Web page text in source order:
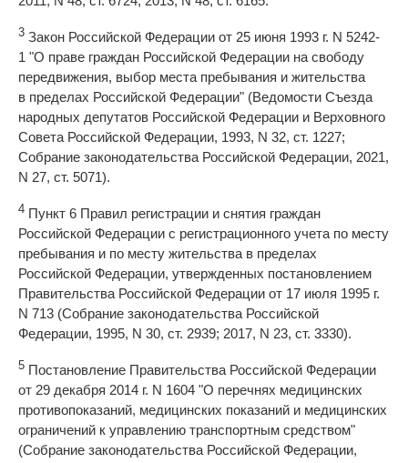
3 Закон Российской Федерации от 25 июня 1993 г. N 5242-
1 "О праве граждан Российской Федерации на свободу
передвижения, выбор места пребывания и жительства
в пределах Российской Федерации" (Ведомости Съезда
народных депутатов Российской Федерации и Верховного
Совета Российской Федерации, 1993, N 32, ст. 1227;
Собрание законодательства Российской Федерации, 2021,
N 27, ст. 5071).
4 Пункт 6 Правил регистрации и снятия граждан
Российской Федерации с регистрационного учета по месту
пребывания и по месту жительства в пределах
Российской Федерации, утвержденных постановлением
Правительства Российской Федерации от 17 июля 1995 г.
N 713 (Собрание законодательства Российской
Федерации, 1995, N 30, ст. 2939; 2017, N 23, ст. 3330).
5 Постановление Правительства Российской Федерации
от 29 декабря 2014 г. N 1604 "О перечнях медицинских
противопоказаний, медицинских показаний и медицинских
ограничений к управлению транспортным средством"
(Собрание законодательства Российской Федерации,